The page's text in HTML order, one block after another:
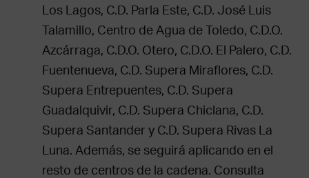
Los Lagos, C.D. Parla Este, C.D. José Luis
Talamillo, Centro de Agua de Toledo, C.D.O.
Azcárraga, C.D.O. Otero, C.D.O. El Palero, C.D.
Fuentenueva, C.D. Supera Miraflores, C.D.
Supera Entrepuentes, C.D. Supera
Guadalquivir, C.D. Supera Chiclana, C.D.
Supera Santander y C.D. Supera Rivas La
Luna. Además, se seguirá aplicando en el
resto de centros de la cadena. Consulta